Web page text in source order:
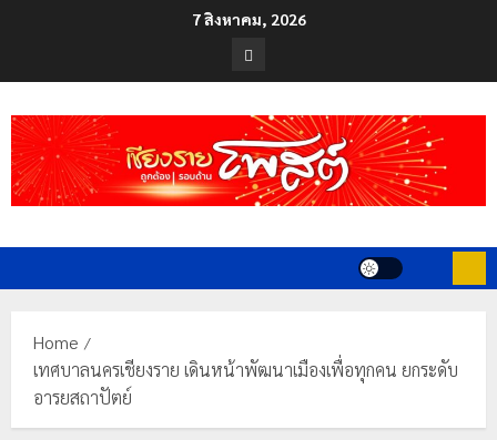
7 สิงหาคม, 2026
Facebook
Home
เทศบาลนครเชียงราย เดินหน้าพัฒนาเมืองเพื่อทุกคน ยกระดับ
อารยสถาปัตย์